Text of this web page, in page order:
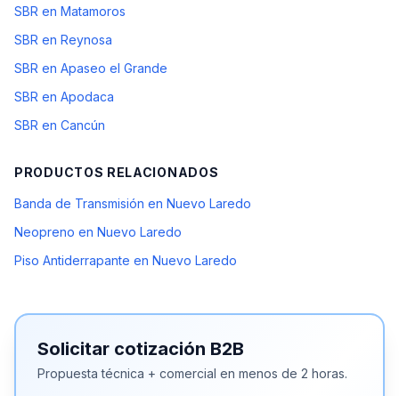
SBR en Matamoros
SBR en Reynosa
SBR en Apaseo el Grande
SBR en Apodaca
SBR en Cancún
PRODUCTOS RELACIONADOS
Banda de Transmisión en Nuevo Laredo
Neopreno en Nuevo Laredo
Piso Antiderrapante en Nuevo Laredo
Solicitar cotización B2B
Propuesta técnica + comercial en menos de 2 horas.